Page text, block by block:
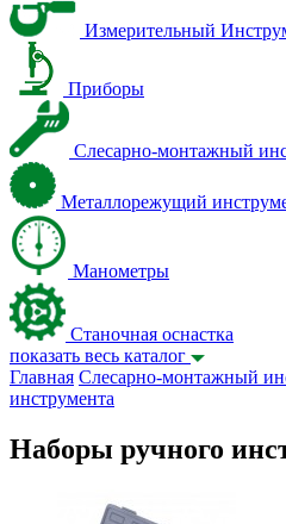
Измерительный
Приборы
Слесарно-монтажный
Металлорежущий
Манометры
Станочная оснастка
показать весь каталог
Главная Слесарно-монтажный
инструмента
Наборы ручного